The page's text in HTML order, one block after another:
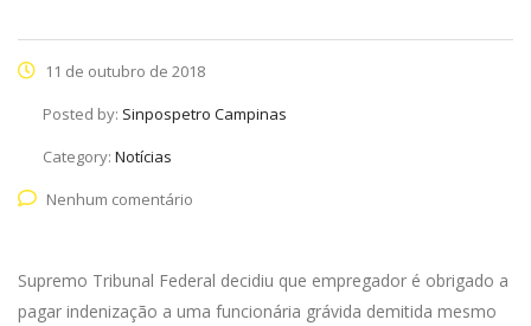
11 de outubro de 2018
Posted by: Sinpospetro Campinas
Category: Notícias
Nenhum comentário
Supremo Tribunal Federal decidiu que empregador é obrigado a
pagar indenização a uma funcionária grávida demitida mesmo